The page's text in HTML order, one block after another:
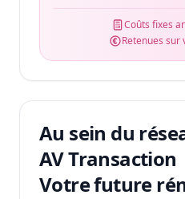
Coûts fixes
Retenues sur
Au sein du
AV Transaction
Votre future